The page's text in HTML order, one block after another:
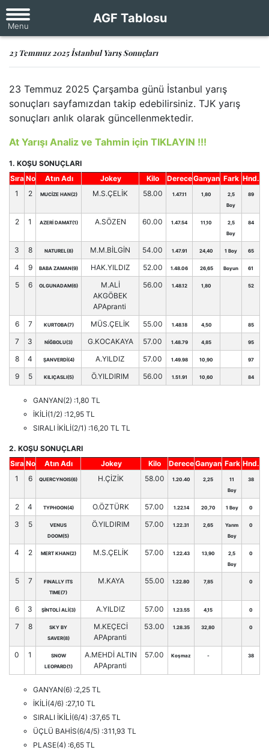
AGF Tablosu
23 Temmuz 2025 İstanbul Yarış Sonuçları
23 Temmuz 2025 Çarşamba günü İstanbul yarış
sonuçları sayfamızdan takip edebilirsiniz. TJK yarış
sonuçları anlık olarak güncellenmektedir.
At Yarışı Analiz ve Tahmin için TIKLAYIN !!!
1. KOŞU SONUÇLARI
Sıra No Atın Adı Jokey Kilo DereceGanyan Fark Hnd.
1
2 MUCİZE HAN(2) M.S.ÇELİK 58.00 1.47.11 1,80
2,5
Boy
89
2 1 AZERİ DAMAT(1) A.SÖZEN 60.00 1.47.54 11,10
2,5
Boy
84
3 8 NATUREL(8) M.M.BİLGİN 54.00 1.47.91 24,40 1 Boy 65
4 9 BABA ZAMAN(9) HAK.YILDIZ 52.00 1.48.06 26,65 Boyun 61
5 6 OLGUNADAM(6)
M.ALİ
AKGÖBEK
APApranti
56.00 1.48.12 1,80 52
6 7 KURTOBA(7) MÜS.ÇELİK 55.00 1.48.18 4,50 85
7 3 NİĞBOLU(3) G.KOCAKAYA 57.00 1.48.79 4,85 95
8 4 ŞANVERDİ(4) A.YILDIZ 57.00 1.49.98 10,90 97
9 5 KILIÇASLI(5) Ö.YILDIRIM 56.00 1.51.91 10,60 84
GANYAN(2) :1,80 TL
İKİLİ(1/2) :12,95 TL
SIRALI İKİLİ(2/1) :16,20 TL TL
2. KOŞU SONUÇLARI
Sıra No Atın Adı Jokey Kilo DereceGanyan Fark Hnd.
1
6 QUERCYNOIS(6) H.ÇİZİK 58.00 1.20.40 2,25
11
Boy
38
2 4 TYPHOON(4) O.ÖZTÜRK 57.00 1.22.14 20,70 1 Boy 0
3 5
VENUS
DOOM(5)
Ö.YILDIRIM 57.00 1.22.31 2,65
Yarım
Boy
0
4 2 MERT KHAN(2) M.S.ÇELİK 57.00 1.22.43 13,90
2,5
Boy
0
5 7
FINALLY ITS
TIME(7)
M.KAYA 55.00 1.22.80 7,85 0
6 3 ŞİNTOLİ ALİ(3) A.YILDIZ 57.00 1.23.55 4,15 0
7 8
SKY BY
SAVER(8)
M.KEÇECİ
APApranti
53.00 1.28.35 32,80 0
0 1
SNOW
LEOPARD(1)
A.MEHDİ ALTIN
APApranti
57.00 Koşmaz - 38
GANYAN(6) :2,25 TL
İKİLİ(4/6) :27,10 TL
SIRALI İKİLİ(6/4) :37,65 TL
ÜÇLÜ BAHİS(6/4/5) :311,93 TL
PLASE(4) :6,65 TL